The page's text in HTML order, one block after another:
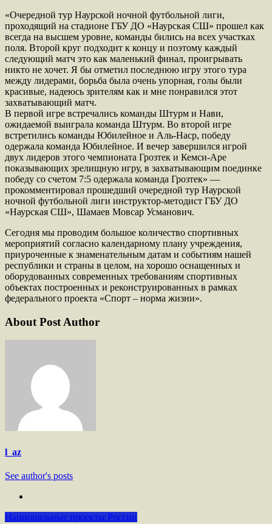
«Очередной тур Наурской ночной футбольной лиги,
проходящий на стадионе ГБУ ДО «Наурская СШ» прошел как
всегда на высшем уровне, команды бились на всех участках
поля. Второй круг подходит к концу и поэтому каждый
следующий матч это как маленький финал, проигрывать
никто не хочет. Я бы отметил последнюю игру этого тура
между лидерами, борьба была очень упорная, голы были
красивые, надеюсь зрителям как и мне понравился этот
захватывающий матч.
В первой игре встречались команды Штурм и Нави,
ожидаемой выиграла команда Штурм. Во второй игре
встретились команды Юбилейное и Аль-Наср, победу
одержала команда Юбилейное. И вечер завершился игрой
двух лидеров этого чемпионата Грозтек и Кемси-Аре
показывающих зрелищную игру, в захватывающим поединке
победу со счетом 7:5 одержала команда Грозтек» —
прокомментировал прошедший очередной тур Наурской
ночной футбольной лиги инструктор-методист ГБУ ДО
«Наурская СШ», Шамаев Мовсар Усманович.
Сегодня мы проводим большое количество спортивных
мероприятий согласно календарному плану учреждения,
приуроченные к знаменательным датам и событиям нашей
республики и страны в целом, на хорошо оснащенных и
оборудованных современных требованиям спортивных
объектах построенных и реконструированных в рамках
федерального проекта «Спорт – норма жизни».
About Post Author
l_az
See author's posts
Национальные проекты России